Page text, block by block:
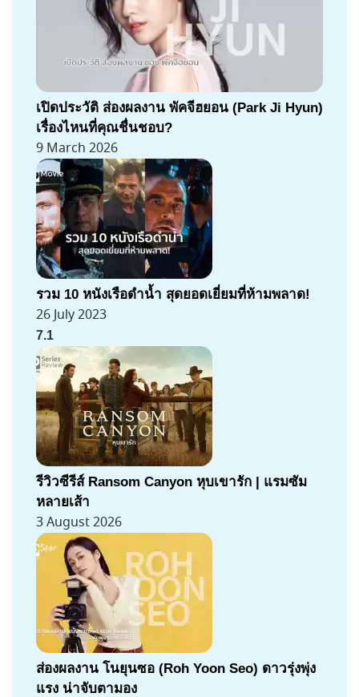
เปิดประวัติ ส่องผลงาน พัคจีฮยอน (Park Ji Hyun)
เรื่องไหนที่คุณชื่นชอบ?
9 March 2026
รวม 10 หนังเรือดำน้ำ สุดยอดเยี่ยมที่ห้ามพลาด!
26 July 2023
7.1
รีวิวซีรีส์ Ransom Canyon หุบเขารัก | แรมซัม
หลายเส้า
3 August 2026
ส่องผลงาน โนยุนซอ (Roh Yoon Seo) ดาวรุ่งพุ่ง
แรง น่าจับตามอง